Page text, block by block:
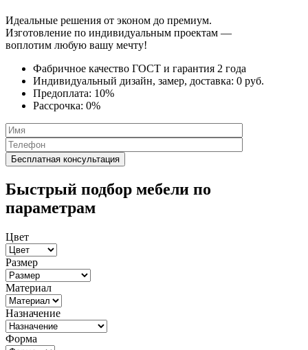
Идеальные решения от эконом до премиум.
Изготовление по индивидуальным проектам —
воплотим любую вашу мечту!
Фабричное качество ГОСТ и гарантия 2 года
Индивидуальный дизайн, замер, доставка: 0 руб.
Предоплата: 10%
Рассрочка: 0%
Быстрый подбор мебели по
параметрам
Цвет
Размер
Материал
Назначение
Форма